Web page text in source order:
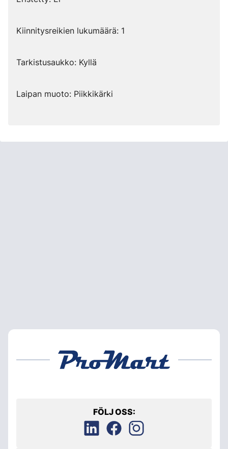
Kiinnitysreikien lukumäärä: 1
Tarkistusaukko: Kyllä
Laipan muoto: Piikkikärki
FÖLJ OSS: